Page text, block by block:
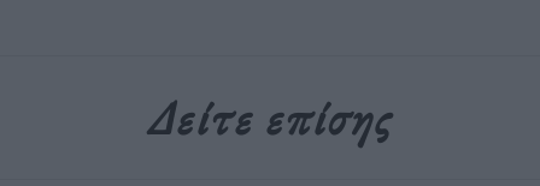
Δείτε επίσης